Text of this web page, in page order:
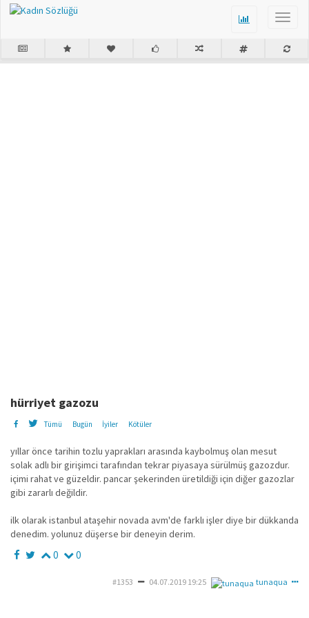
hürriyet gazozu
Tümü Bugün İyiler Kötüler
yıllar önce tarihin tozlu yaprakları arasında kaybolmuş olan mesut
solak adlı bir girişimci tarafından tekrar piyasaya sürülmüş gazozdur.
içimi rahat ve güzeldir. pancar şekerinden üretildiği için diğer gazozlar
gibi zararlı değildir.
ilk olarak istanbul ataşehir novada avm'de farklı işler diye bir dükkanda
denedim. yolunuz düşerse bir deneyin derim.
0 0
#1353 04.07.2019 19:25 tunaqua